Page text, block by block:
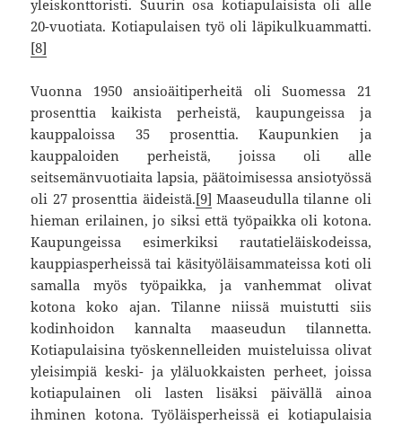
yleiskonttoristi. Suurin osa kotiapulaisista oli alle
20-vuotiata. Kotiapulaisen työ oli läpikulkuammatti.
[8]
Vuonna 1950 ansioäitiperheitä oli Suomessa 21
prosenttia kaikista perheistä, kaupungeissa ja
kauppaloissa 35 prosenttia. Kaupunkien ja
kauppaloiden perheistä, joissa oli alle
seitsemänvuotiaita lapsia, päätoimisessa ansiotyössä
oli 27 prosenttia äideistä.[9] Maaseudulla tilanne oli
hieman erilainen, jo siksi että työpaikka oli kotona.
Kaupungeissa esimerkiksi rautatieläiskodeissa,
kauppiasperheissä tai käsityöläisammateissa koti oli
samalla myös työpaikka, ja vanhemmat olivat
kotona koko ajan. Tilanne niissä muistutti siis
kodinhoidon kannalta maaseudun tilannetta.
Kotiapulaisina työskennelleiden muisteluissa olivat
yleisimpiä keski- ja yläluokkaisten perheet, joissa
kotiapulainen oli lasten lisäksi päivällä ainoa
ihminen kotona. Työläisperheissä ei kotiapulaisia